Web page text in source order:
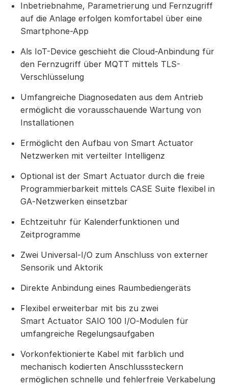
Inbetriebnahme, Parametrierung und Fernzugriff
auf die Anlage erfolgen komfortabel über eine
Smartphone-App
Als IoT-Device geschieht die Cloud-Anbindung für
den Fernzugriff über MQTT mittels TLS-
Verschlüsselung
Umfangreiche Diagnosedaten aus dem Antrieb
ermöglicht die vorausschauende Wartung von
Installationen
Ermöglicht den Aufbau von Smart Actuator
Netzwerken mit verteilter Intelligenz
Optional ist der Smart Actuator durch die freie
Programmierbarkeit mittels CASE Suite flexibel in
GA‑Netzwerken einsetzbar
Echtzeituhr für Kalenderfunktionen und
Zeitprogramme
Zwei Universal-I/O zum Anschluss von externer
Sensorik und Aktorik
Direkte Anbindung eines Raumbediengeräts
Flexibel erweiterbar mit bis zu zwei
Smart Actuator SAIO 100 I/O‑Modulen für
umfangreiche Regelungsaufgaben
Vorkonfektionierte Kabel mit farblich und
mechanisch kodierten Anschlusssteckern
ermöglichen schnelle und fehlerfreie Verkabelung